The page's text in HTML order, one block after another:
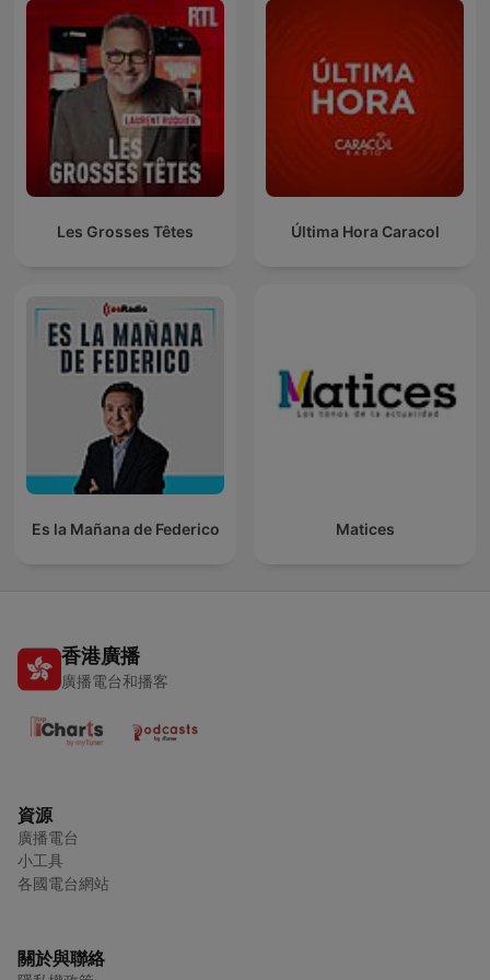
Les Grosses Têtes Última Hora Caracol
Es la Mañana de Federico Matices
香港廣播
廣播電台和播客
資源
廣播電台
小工具
各國電台網站
關於與聯絡